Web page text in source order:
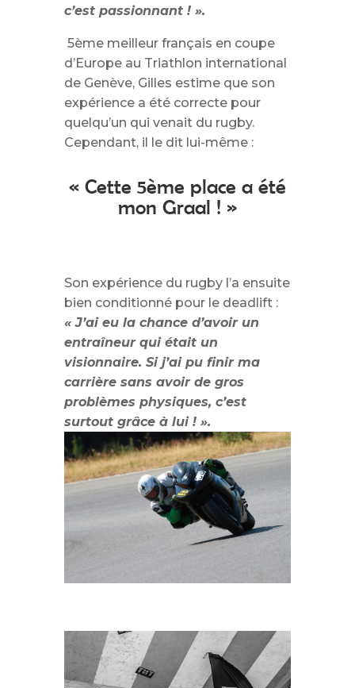
c’est passionnant ! ».
5ème meilleur français en coupe
d’Europe au Triathlon international
de Genève, Gilles estime que son
expérience a été correcte pour
quelqu’un qui venait du rugby.
Cependant, il le dit lui-même :
« Cette 5ème place a été
mon Graal ! »
Son expérience du rugby l’a ensuite
bien conditionné pour le deadlift :
« J’ai eu la chance d’avoir un
entraîneur qui était un
visionnaire. Si j’ai pu finir ma
carrière sans avoir de gros
problèmes physiques, c’est
surtout grâce à lui ! ».